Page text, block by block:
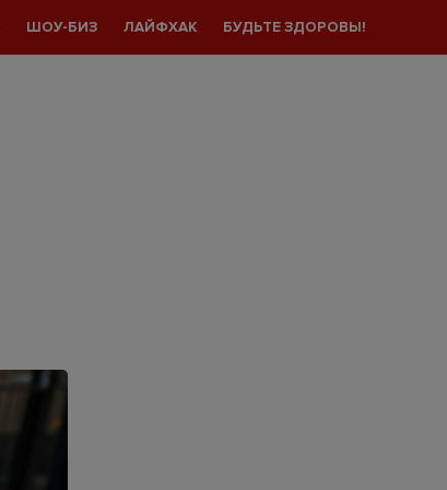
ШОУ-БИЗ ЛАЙФХАК БУДЬТЕ ЗДОРОВЫ!